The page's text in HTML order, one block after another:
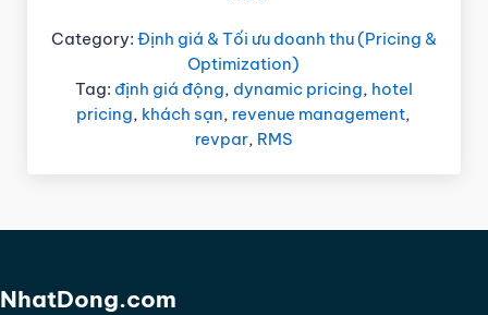
Category: Định giá & Tối ưu doanh thu (Pricing &
Optimization)
Tag: định giá động, dynamic pricing, hotel
pricing, khách sạn, revenue management,
revpar, RMS
NhatDong.com